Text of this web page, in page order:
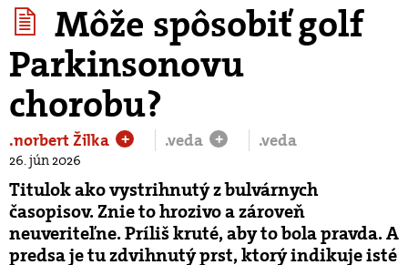
Môže spôsobiť golf
Parkinsonovu
chorobu?
.norbert Žilka + .veda + .veda
26. jún 2026
Titulok ako vystrihnutý z bulvárnych
časopisov. Znie to hrozivo a zároveň
neuveriteľne. Príliš kruté, aby to bola pravda. A
predsa je tu zdvihnutý prst, ktorý indikuje isté